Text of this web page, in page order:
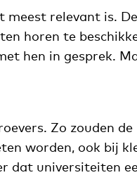
meest relevant is.
horen te
hen in gesprek.
Zo zouden
worden, ook bij
dat universiteiten